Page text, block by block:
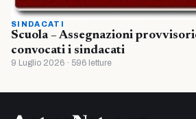
SINDACATI
Scuola – Assegnazioni
convocati i sindacati
9 Luglio 2026 · 596 letture